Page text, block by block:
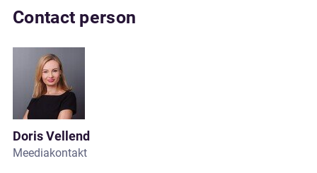
Contact person
Doris Vellend
Meediakontakt